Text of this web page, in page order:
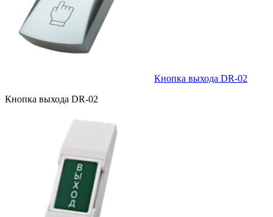
Кнопка выхода DR-02
Кнопка выхода DR-02